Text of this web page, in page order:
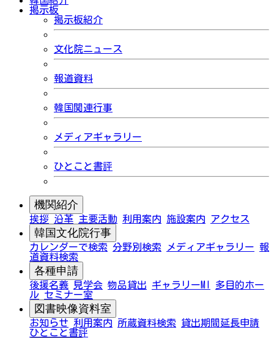
掲示板
掲示板紹介
文化院ニュース
報道資料
韓国関連行事
メディアギャラリー
ひとこと書評
機関紹介
挨拶 沿革 主要活動 利用案内 施設案内 アクセス
韓国文化院行事
カレンダーで検索 分野別検索 メディアギャラリー 報
道資料検索
各種申請
後援名義 見学会 物品貸出 ギャラリーMI
多目的ホー
ル セミナー室
図書映像資料室
お知らせ 利用案内 所蔵資料検索
貸出期間延長申請
ひとこと書評